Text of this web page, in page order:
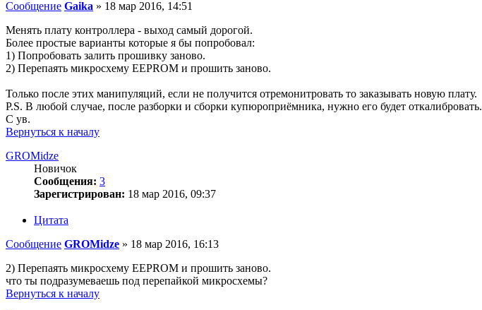
Сообщение Gaika » 18 мар 2016, 14:51
Менять плату контроллера - выход самый дорогой.
Более простые варианты которые я бы попробовал:
1) Попробовать залить прошивку заново.
2) Перепаять микросхему EEPROM и прошить заново.
Только после этих манипуляций, если не получится отремонитровать то заказывать новую плату.
P.S. В любой случае, после разборки и сборки купюроприёмника, нужно его будет откалибровать.
С ув.
Вернуться к началу
GROMidze
Новичок
Сообщения: 3
Зарегистрирован: 18 мар 2016, 09:37
Цитата
Сообщение GROMidze » 18 мар 2016, 16:13
2) Перепаять микросхему EEPROM и прошить заново.
что ты подразумеваешь под перепайкой микросхемы?
Вернуться к началу